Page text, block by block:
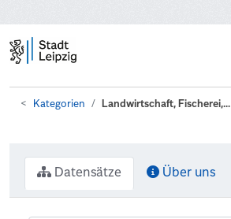
Kategorien Landwirtschaft, Fischerei,...
Datensätze Über uns